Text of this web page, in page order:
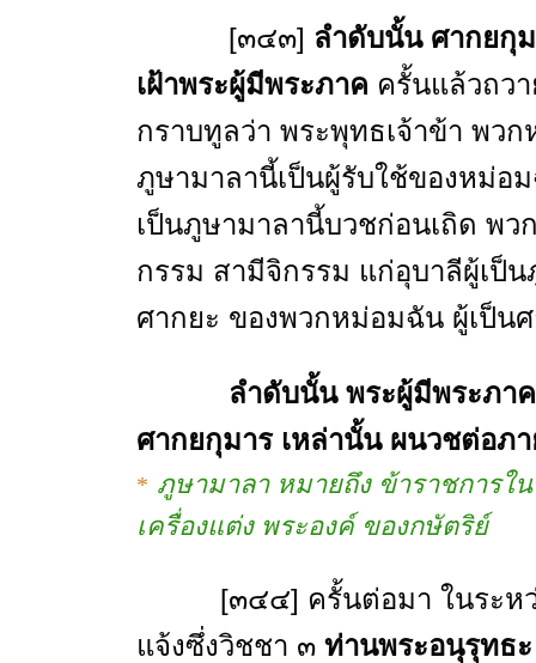
[๓๔๓] ลำดับนั้น ศากยกุ
เฝ้าพระผู้มีพระภาค ครั้นแล้วถว
กราบทูลว่า พระพุทธเจ้าข้า พว
ภูษามาลานี้เป็นผู้รับใช้ของหม่อ
เป็นภูษามาลานี้บวชก่อนเถิด พ
กรรม สามีจิกรรม แก่อุบาลีผู้เป็
ศากยะ ของพวกหม่อมฉัน ผู้เป็น
ลำดับนั้น พระผู้มีพระภา
ศากยกุมาร เหล่านั้น ผนวชต่อภ
* ภูษามาลา หมายถึง ข้าราชการใ
เครื่องแต่ง พระองค์ ของกษัตริย์
[๓๔๔] ครั้นต่อมา ในระหว่า
แจ้งซึ่งวิชชา ๓ ท่านพระอนุรุทธะ